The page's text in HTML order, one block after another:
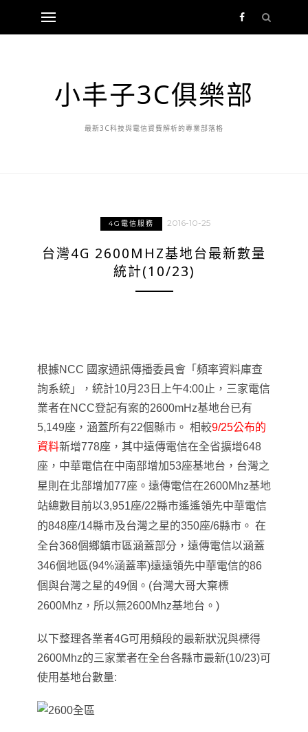
小丰子3C俱樂部
最新3C科技與電信資費解析的專業部落格
4G電信服務 2016-10-25
台灣4G 2600MHZ基地台最新數量
統計(10/23)
根據NCC 國家通訊傳播委員會「頻率資料庫查
詢系統」，統計10月23日上午4:00止，三家電信
業者在NCC登記有案的2600mHz基地台已有
5,149座，涵蓋所有22個縣市。 相較9/25公布的
資料新增778座，其中遠傳電信在全省擴增648
座 ，中華電信在中南部增加53座基地台 ，台灣之
星則在北部增加77座 。 遠傳電信在2600Mhz基地
站總數目前以3,951座/22縣市遙遙領先中華電信
的848座/14縣市及台灣之星的350座/6縣市。 在
全台368個鄉鎮市區涵蓋部分，遠傳電信以涵蓋
346個地區(94%涵蓋率)遠遠領先中華電信的86
個與台灣之星的49個。(台灣大哥大棄標
2600Mhz，所以無2600Mhz基地台。)
以下整理各業者4G可用頻段的最新狀況與標得
2600Mhz的三家業者在全台各縣市最新(10/23)可
使用基地台數量: